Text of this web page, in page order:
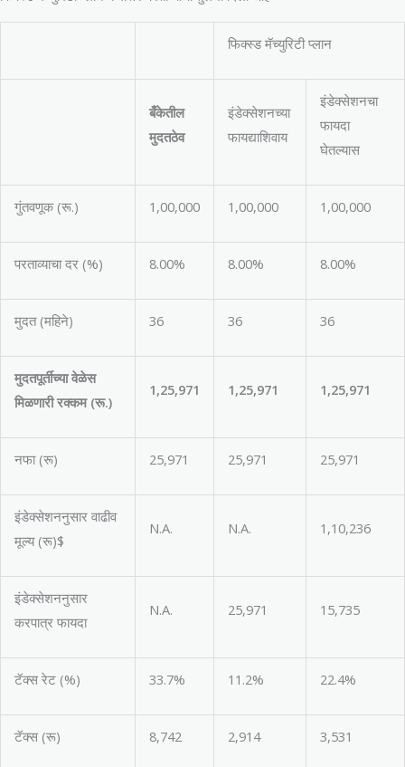
फिक्स्ड मॅच्युरिटी प्लान
बँकेतील
मुदतठेव
इंडेक्सेशनच्या
फायद्याशिवाय
इंडेक्सेशनचा
फायदा
घेतल्यास
गुंतवणूक (रू.) 1,00,000 1,00,000 1,00,000
परताव्याचा दर (%) 8.00% 8.00% 8.00%
मुदत (महिने) 36 36 36
मुदतपूर्तीच्या वेळेस
मिळणारी रक्कम (रू.)
1,25,971 1,25,971 1,25,971
नफा (रू) 25,971 25,971 25,971
इंडेक्सेशननुसार वाढीव
मूल्य (रू)$
N.A. N.A. 1,10,236
इंडेक्सेशननुसार
करपात्र फायदा
N.A. 25,971 15,735
टॅक्स रेट (%) 33.7% 11.2% 22.4%
टॅक्स (रू) 8,742 2,914 3,531